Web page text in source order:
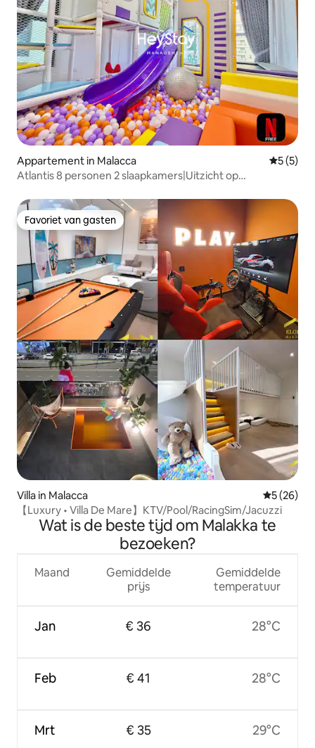
Appartement in Malacca
5 (5)
Atlantis 8 personen 2 slaapkamers|Uitzicht op
Favoriet van gasten
Favoriet van gasten
Villa in Malacca
5 (26)
【Luxury • Villa De Mare】KTV/Pool/RacingSim/Jacuzzi
Wat is de beste tijd om Malakka te
bezoeken?
Maand
Jan
Feb
Mrt
Gemiddelde
prijs
€ 36
€ 41
€ 35
Gemiddelde
temperatuur
28°C
28°C
29°C